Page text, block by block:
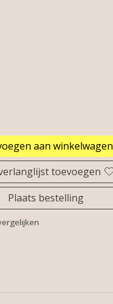
aan winkelwagen
toevoegen
Plaats bestelling